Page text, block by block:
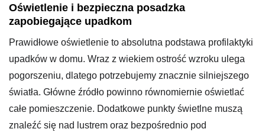
Oświetlenie i bezpieczna posadzka
zapobiegające upadkom
Prawidłowe oświetlenie to absolutna podstawa profilaktyki
upadków w domu. Wraz z wiekiem ostrość wzroku ulega
pogorszeniu, dlatego potrzebujemy znacznie silniejszego
światła. Główne źródło powinno równomiernie oświetlać
całe pomieszczenie. Dodatkowe punkty świetlne muszą
znaleźć się nad lustrem oraz bezpośrednio pod